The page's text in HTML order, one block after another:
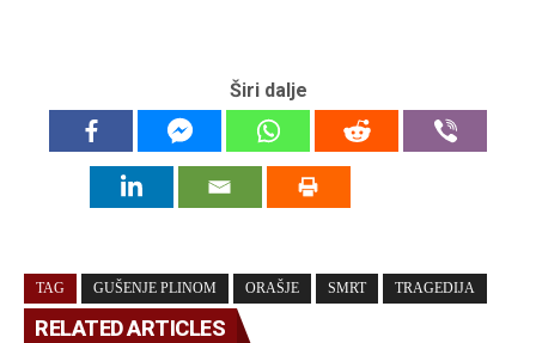
Širi dalje
TAG GUŠENJE PLINOM ORAŠJE SMRT TRAGEDIJA
RELATED ARTICLES